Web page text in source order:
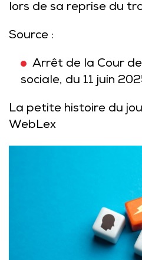
lors de sa reprise du
Source :
Arrêt de la Cour
sociale, du 11 juin
La petite histoire du
WebLex